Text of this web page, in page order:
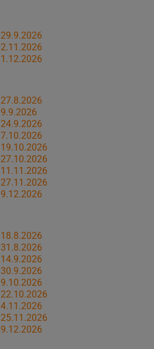
29.9.2026
2.11.2026
1.12.2026
27.8.2026
9.9.2026
24.9.2026
7.10.2026
19.10.2026
27.10.2026
11.11.2026
27.11.2026
9.12.2026
18.8.2026
31.8.2026
14.9.2026
30.9.2026
9.10.2026
22.10.2026
4.11.2026
25.11.2026
9.12.2026